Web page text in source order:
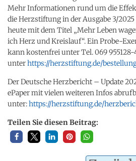
Mehr Informationen rund um die
die Herzstiftung in der Ausgabe 3/
heute mit dem Titel „Mehr Leben
ich Herz und Kreislauf“. Ein Probe-
kann kostenfrei unter Tel. 069
unterhttps://herzstiftung.de/
Der Deutsche Herzbericht – Update
ePaper mit vielen weiteren Infos
unter:https://herzstiftung.de/
Teilen Sie diesen Beitrag: